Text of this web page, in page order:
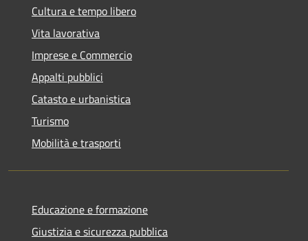
Cultura e tempo libero
Vita lavorativa
Imprese e Commercio
Appalti pubblici
Catasto e urbanistica
Turismo
Mobilità e trasporti
Educazione e formazione
Giustizia e sicurezza pubblica